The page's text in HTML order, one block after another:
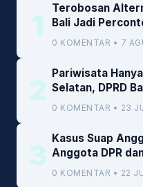
1
Terobosan
Bali Jadi
Daerah
0 KOMENTAR • 7
2
Pariwisata
Selatan, DPRD
0 KOMENTAR • 23
3
Kasus Suap
Anggota DPR
Kemenkeu
0 KOMENTAR • 22